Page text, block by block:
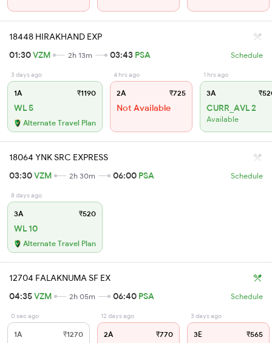
18448 HIRAKHAND EXP
01:30VZM 2h 13m 03:43 PSA Schedule
3 days ago
1A ₹1190
WL 5
Alternate Travel Plan
4 hrs ago
2A ₹725
Not Available
1 hrs ago
3A
CURR_AVL 2
Available
18064 YNK SRC EXPRESS
03:30VZM 2h 30m 06:00 PSA Schedule
8 days ago
3A ₹520
WL 10
Alternate Travel Plan
12704 FALAKNUMA SF EX
04:35VZM 2h 05m 06:40 PSA Schedule
0 sec ago
1A ₹1270
12 days ago
2A ₹770
3 days ago
3E ₹565